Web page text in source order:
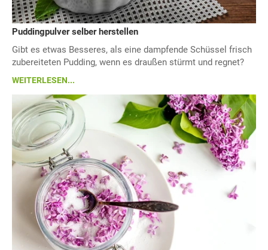
Puddingpulver selber herstellen
Gibt es etwas Besseres, als eine dampfende Schüssel frisch
zubereiteten Pudding, wenn es draußen stürmt und regnet?
WEITERLESEN...